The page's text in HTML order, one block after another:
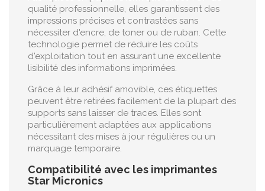
qualité professionnelle, elles garantissent des
impressions précises et contrastées sans
nécessiter d'encre, de toner ou de ruban. Cette
technologie permet de réduire les coûts
d'exploitation tout en assurant une excellente
lisibilité des informations imprimées.
Grâce à leur adhésif amovible, ces étiquettes
peuvent être retirées facilement de la plupart des
supports sans laisser de traces. Elles sont
particulièrement adaptées aux applications
nécessitant des mises à jour régulières ou un
marquage temporaire.
Compatibilité avec les imprimantes
Star Micronics